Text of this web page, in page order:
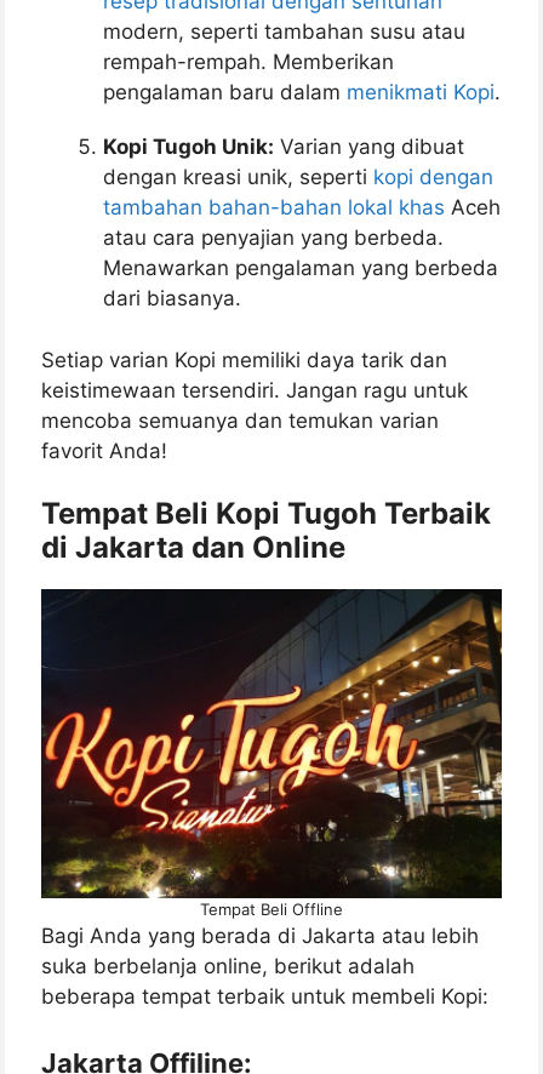
modern, seperti tambahan susu atau
rempah-rempah. Memberikan
pengalaman baru dalam menikmati Kopi.
Kopi Tugoh Unik: Varian yang dibuat
dengan kreasi unik, seperti kopi dengan
tambahan bahan-bahan lokal khas Aceh
atau cara penyajian yang berbeda.
Menawarkan pengalaman yang berbeda
dari biasanya.
Setiap varian Kopi memiliki daya tarik dan
keistimewaan tersendiri. Jangan ragu untuk
mencoba semuanya dan temukan varian
favorit Anda!
Tempat Beli Kopi Tugoh Terbaik
di Jakarta dan Online
Tempat Beli Offline
Bagi Anda yang berada di Jakarta atau lebih
suka berbelanja online, berikut adalah
beberapa tempat terbaik untuk membeli Kopi:
Jakarta Offiline: